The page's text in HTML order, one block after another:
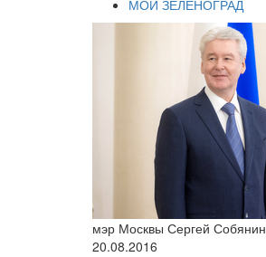
МОЙ ЗЕЛЕНОГРАД
мэр Москвы Сергей Собянин
20.08.2016